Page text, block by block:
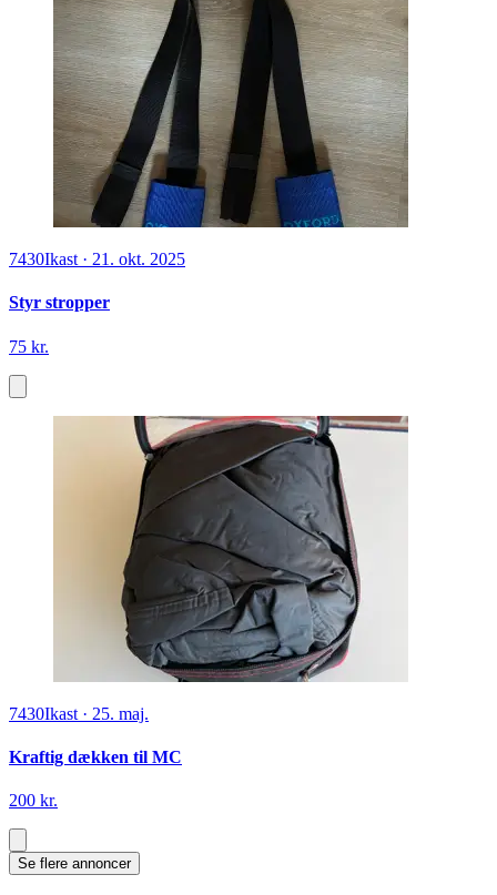
7430Ikast · 21. okt. 2025
Styr stropper
75 kr.
7430Ikast · 25. maj.
Kraftig dækken til MC
200 kr.
Se flere annoncer